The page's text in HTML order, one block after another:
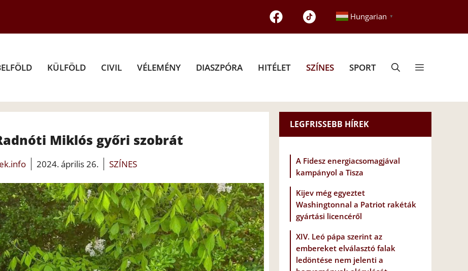
Hungarian ▼
KÜLFÖLD CIVIL VÉLEMÉNY DIASZPÓRA HITÉLET SZÍNES SPORT
Miklós győri szobrát
2024. április 26. SZÍNES
LEGFRISSEBB HÍREK
A Fidesz energiacsomagjával
kampányol a Tisza
Kijev még egyeztet
Washingtonnal a Patriot rakéták
gyártási licencéről
XIV. Leó pápa szerint az
embereket elválasztó falak
ledöntése nem jelenti a